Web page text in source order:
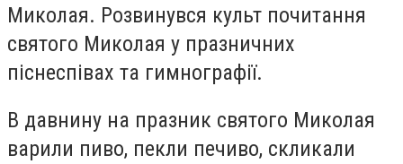
Миколая. Розвинувся культ почитання
святого Миколая у празничних
піснеспівах та гимнографії.
В давнину на празник святого Миколая
варили пиво, пекли печиво, скликали